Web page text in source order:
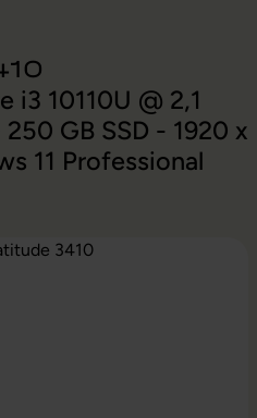
i3 10110U @ 2,1
GB SSD - 1920 x
11 Professional